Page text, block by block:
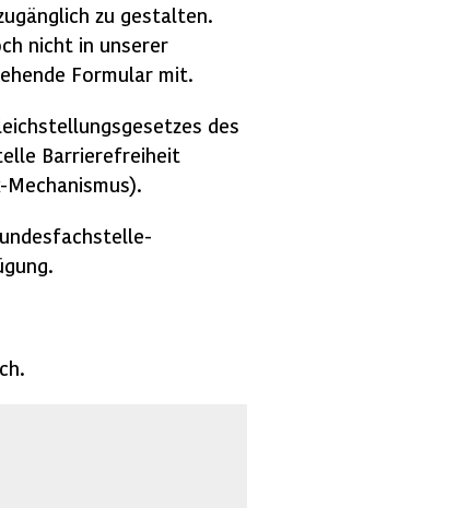
zu gestalten.
nicht in unserer
Formular mit.
des
Barrierefreiheit